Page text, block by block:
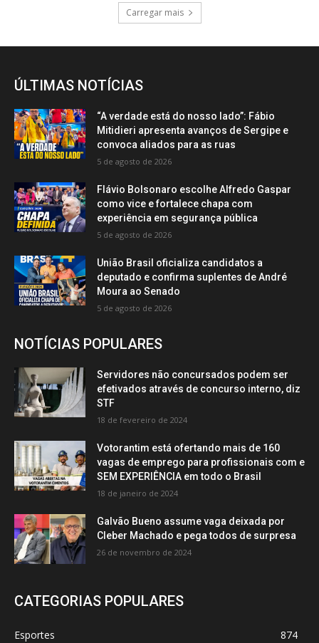
Carregar mais
ÚLTIMAS NOTÍCIAS
“A verdade está do nosso lado”: Fábio
Mitidieri apresenta avanços de Sergipe e
convoca aliados para as ruas
5 de agosto de 2026
Flávio Bolsonaro escolhe Alfredo Gaspar
como vice e fortalece chapa com
experiência em segurança pública
5 de agosto de 2026
União Brasil oficializa candidatos a
deputado e confirma suplentes de André
Moura ao Senado
5 de agosto de 2026
NOTÍCIAS POPULARES
Servidores não concursados podem ser
efetivados através de concurso interno, diz
STF
18 de fevereiro de 2024
Votorantim está ofertando mais de 160
vagas de emprego para profissionais com e
SEM EXPERIÊNCIA em todo o Brasil
18 de janeiro de 2024
Galvão Bueno assume vaga deixada por
Cleber Machado e pega todos de surpresa
26 de novembro de 2024
CATEGORIAS POPULARES
Esportes
874